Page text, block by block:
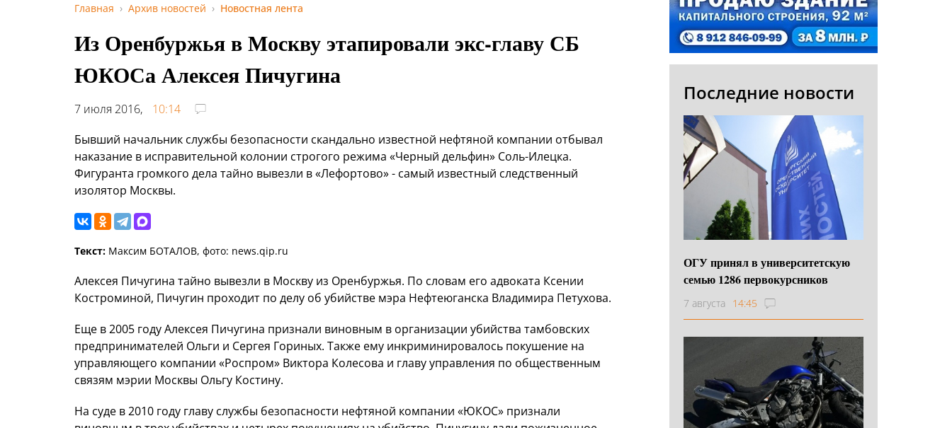
Главная Архив новостей Новостная лента
Из Оренбуржья в Москву этапировали экс-главу СБ
ЮКОСа Алексея Пичугина
7 июля 2016,
10:14
Бывший начальник службы безопасности скандально известной нефтяной компании отбывал
наказание в исправительной колонии строгого режима «Черный дельфин» Соль-Илецка.
Фигуранта громкого дела тайно вывезли в «Лефортово» - самый известный следственный
изолятор Москвы.
Текст: Максим БОТАЛОВ, фото: news.qip.ru
Алексея Пичугина тайно вывезли в Москву из Оренбуржья. По словам его адвоката Ксении
Костроминой, Пичугин проходит по делу об убийстве мэра Нефтеюганска Владимира Петухова.
Еще в 2005 году Алексея Пичугина признали виновным в организации убийства тамбовских
предпринимателей Ольги и Сергея Гориных. Также ему инкриминировалось покушение на
управляющего компании «Роспром» Виктора Колесова и главу управления по общественным
связям мэрии Москвы Ольгу Костину.
На суде в 2010 году главу службы безопасности нефтяной компании «ЮКОС» признали
Последние новости
ОГУ принял в университетскую
семью 1286 первокурсников
7 августа 14:45